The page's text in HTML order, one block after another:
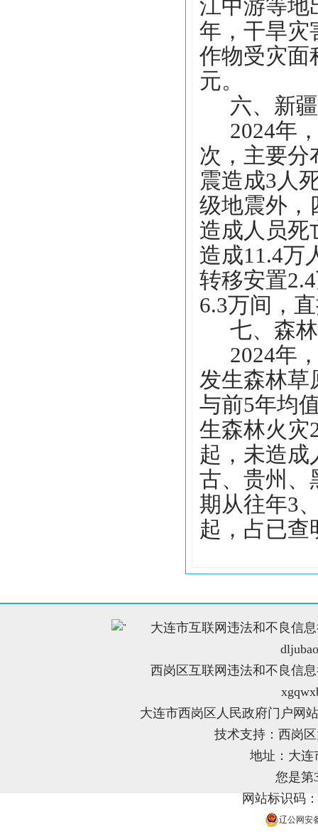
江中游等地
年，干旱灾
作物受灾面
元。
六、新
2024年
次，主要分
震造成3人
级地震外，
造成人员死
造成11.4万
转移安置
6.3万间，
七、森
2024年
发生森林草
与前5年均
生森林火灾
起，未造成
古、贵州、
期从往年3
起，占已查
"
大连市互联网违法和不良信
西岗区互联网违法和不良信
大连市西岗区人民政府门户网
技术支持：西岗
地址：大连
您是第
网站标识码
辽公网安